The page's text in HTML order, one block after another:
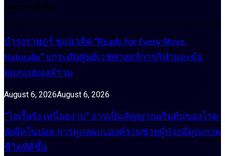
บทความล่าสุด
บำรุงราษฎร์ ชูแนวคิด “Ready for Every Move,
Naturally” ยกระดับศูนย์เวชศาสตร์การกีฬาและข้อ
ดูแลแบบองค์รวม
August 6, 2026August 6, 2026
“ไอเรื้อรัง เหนื่อยง่าย” อาจเป็นสัญญาณเริ่มต้นของโรค
พังผืดในปอด การดูแลแบบองค์รวมช่วยผู้ป่วยมีคุณภาพ
ชีวิตที่ดีขึ้น